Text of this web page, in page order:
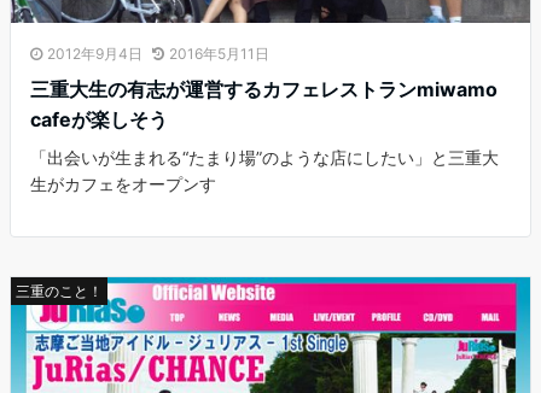
2012年9月4日 2016年5月11日
三重大生の有志が運営するカフェレストランmiwamo
cafeが楽しそう
「出会いが生まれる“たまり場”のような店にしたい」と三重大
生がカフェをオープンす
三重のこと！